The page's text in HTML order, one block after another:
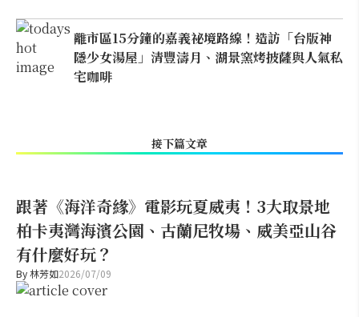
離市區15分鐘的嘉義祕境路線！造訪「台版神
隱少女湯屋」清豐濤月、湖景窯烤披薩與人氣私
宅咖啡
接下篇文章
跟著《海洋奇緣》電影玩夏威夷！3大取景地
柏卡夷灣海濱公園、古蘭尼牧場、威美亞山谷
有什麼好玩？
By林芳如2026/07/09